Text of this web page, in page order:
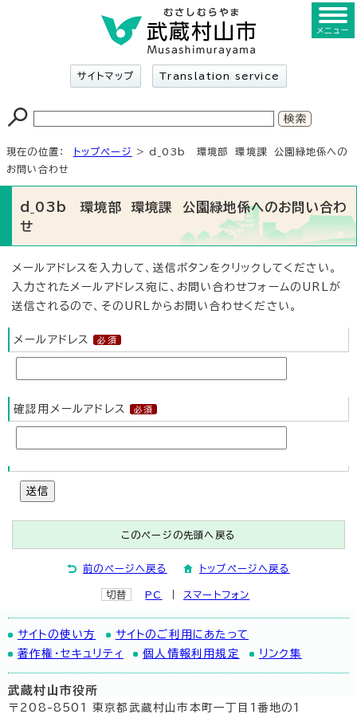
サイトマップ Translation service
メニュー
現在の位置： トップページ
> d_03b 環境部 環境課 公園緑地係への
お問い合わせ
d_03b 環境部 環境課 公園緑地係へのお問い合わ
せ
メールアドレスを入力して、送信ボタンをクリックしてください。
入力されたメールアドレス宛に、お問い合わせフォームのURLが
送信されるので、そのURLからお問い合わせください。
メールアドレス
確認用メールアドレス
送信
このページの先頭へ戻る
前のページへ戻る トップページへ戻る
切替 PC スマートフォン
サイトの使い方
サイトのご利用にあたって
著作権・セキュリティ
個人情報利用規定 リンク集
武蔵村山市役所
〒208-8501 東京都武蔵村山市本町一丁目1番地の1